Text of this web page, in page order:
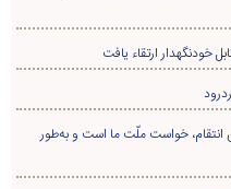
انتقام، خواست ملّت ما است و به‌طور